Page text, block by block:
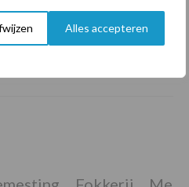
Alles accepteren
ziet volume en
groeien in
Nederlandse